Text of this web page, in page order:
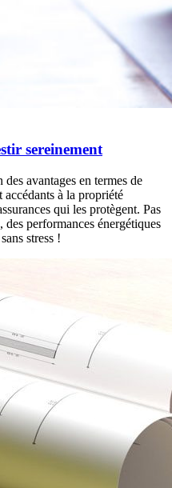
sereinement
avantages en termes de
à la propriété
qui les protègent. Pas
performances énergétiques
stress !